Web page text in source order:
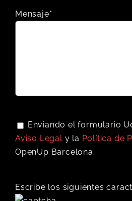
Mensaje*
Enviando el formulario
Aviso Legaly la Política de
OpenUp Barcelona.
Escribe los siguientes